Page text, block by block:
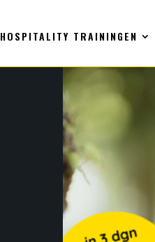
HOSPITALITY TRAININGEN